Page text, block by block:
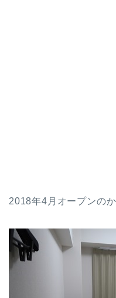
2018年4月オープンの